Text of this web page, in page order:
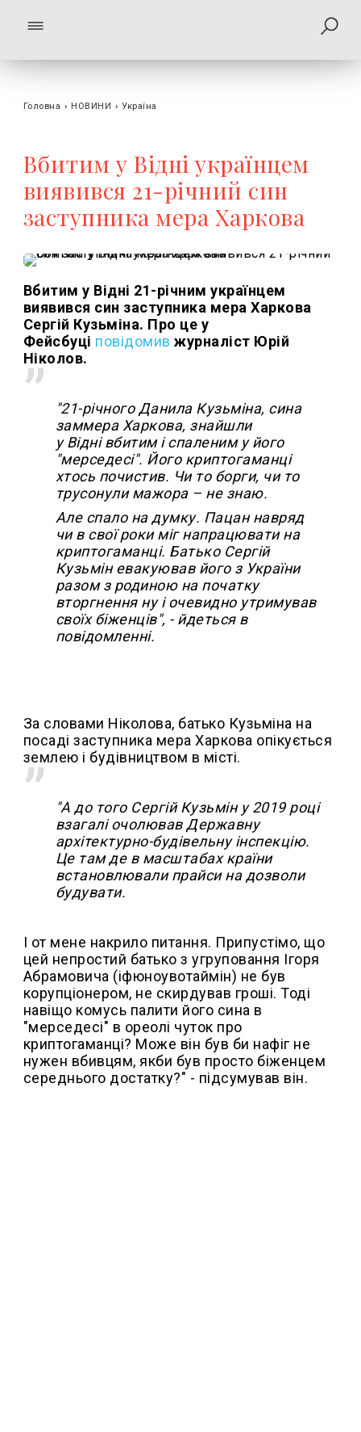
Головна › НОВИНИ › Україна
Вбитим у Відні українцем
виявився 21-річний син
заступника мера Харкова
Вбитим у Відні 21-річним українцем
виявився син заступника мера Харкова
Сергій Кузьміна. Про це у
Фейсбуці повідомив журналіст Юрій
Ніколов.
"21-річного Данила Кузьміна, сина
заммера Харкова, знайшли
у Відні вбитим і спаленим у його
"мерседесі". Його криптогаманці
хтось почистив. Чи то борги, чи то
трусонули мажора – не знаю.
Але спало на думку. Пацан навряд
чи в свої роки міг напрацювати на
криптогаманці. Батько Сергій
Кузьмін евакуював його з України
разом з родиною на початку
вторгнення ну і очевидно утримував
своїх біженців", - йдеться в
повідомленні.
За словами Ніколова, батько Кузьміна на
посаді заступника мера Харкова опікується
землею і будівництвом в місті.
"А до того Сергій Кузьмін у 2019 році
взагалі очолював Державну
архітектурно-будівельну інспекцію.
Це там де в масштабах країни
встановлювали прайси на дозволи
будувати.
І от мене накрило питання. Припустімо, що
цей непростий батько з угруповання Ігоря
Абрамовича (іфюноувотаймін) не був
корупціонером, не скирдував гроші. Тоді
навіщо комусь палити його сина в
"мерседесі" в ореолі чуток про
криптогаманці? Може він був би нафіг не
нужен вбивцям, якби був просто біженцем
середнього достатку?" - підсумував він.